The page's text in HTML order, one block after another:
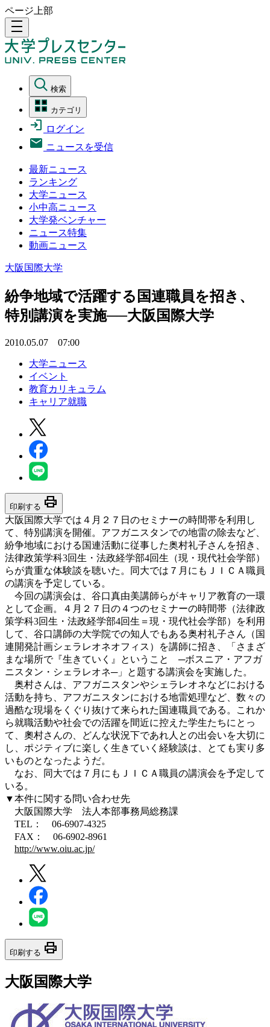
ページ上部
density_medium
検索
カテゴリ
ログイン
ニュースを受信
最新ニュース
ランキング
大学ニュース
小中高ニュース
大学発ベンチャー
ニュース特集
動画ニュース
大阪国際大学
紛争地域で活躍する国連職員を招き、
特別講演を実施──大阪国際大学
2010.05.07 07:00
大学ニュース
イベント
教育カリキュラム
キャリア就職
印刷する print
大阪国際大学では４月２７日のセミナーの時間帯を利用し
て、特別講演を開催。アフガニスタンでの地雷の除去など、
紛争地域における国連活動に従事した奥村礼子さんを招き、
法律政策学科3回生・法政経学部4回生（現・現代社会学部）
らが貴重な体験談を聴いた。同大では７月にもＪＩＣＡ職員
の講演を予定している。
今回の講演会は、谷口真由美講師らがキャリア教育の一環
として企画。４月２７日の４つのセミナーの時間帯（法律政
策学科3回生・法政経学部4回生＝現・現代社会学部）を利用
して、谷口講師の大学院での知人でもある奥村礼子さん（国
連開発計画シェラレオネオフィス）を講師に招き、「さまざ
まな場所で『生きていく』ということ ─ボスニア・アフガ
ニスタン・シェラレオネ─」と題する講演会を実施した。
奥村さんは、アフガニスタンやシェラレオネなどにおける
活動を持ち、アフガニスタンにおける地雷処理など、数々の
過酷な現場をくぐり抜けて来られた国連職員である。これか
ら就職活動や社会での活躍を間近に控えた学生たちにとっ
て、奧村さんの、どんな状況下であれ人との出会いを大切に
し、ポジティブに楽しく生きていく経験談は、とても実り多
いものとなったようだ。
なお、同大では７月にもＪＩＣＡ職員の講演会を予定して
いる。
▼本件に関する問い合わせ先
大阪国際大学 法人本部事務局総務課
TEL： 06-6907-4325
FAX： 06-6902-8961
http://www.oiu.ac.jp/
印刷する print
大阪国際大学